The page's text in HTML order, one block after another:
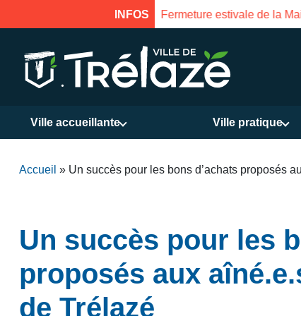
INFOS Fermeture estivale de la
Ville accueillante Ville pratique
Accueil » Un succès pour les bons d’achats proposés
Un succès pour les
proposés aux
de Trélazé